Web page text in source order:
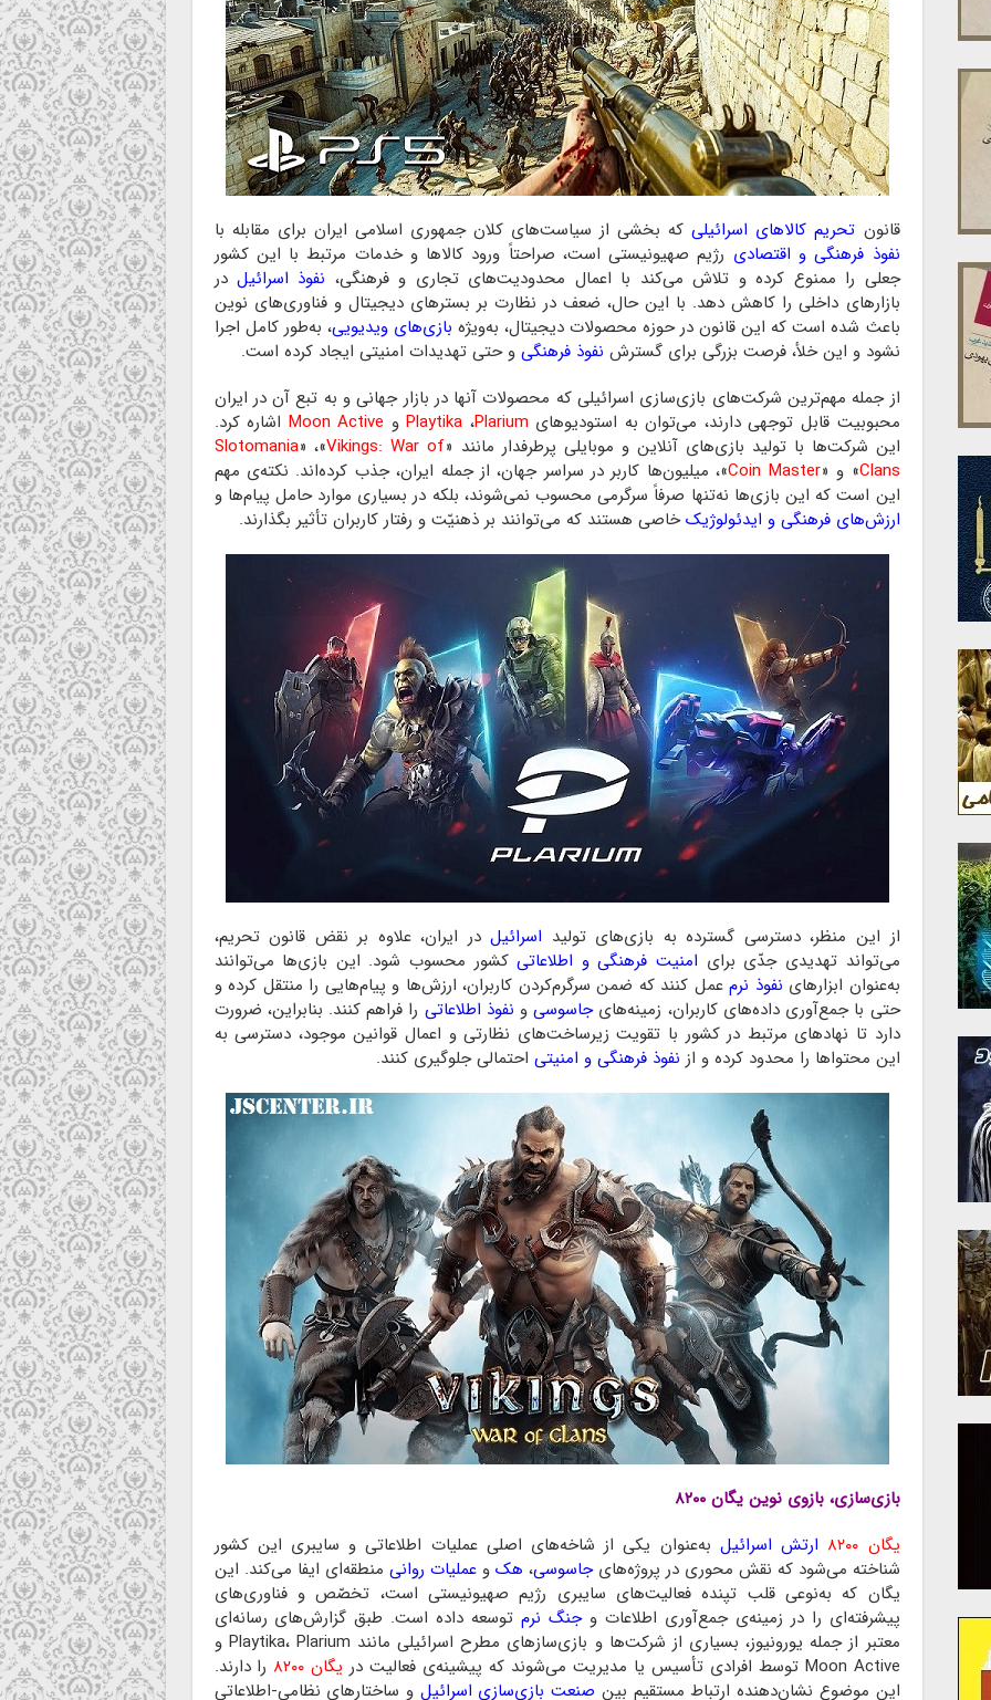
قانون تحریم کالا‌های اسرائیلیکه بخشی از سیاست‌های کلان جمهوری اسلامی ایران برای مقابله با
نفوذ فرهنگی و اقتصادی رژیم صهیونیستی است، صراحتاً ورود کالا‌ها و خدمات مرتبط با این کشور
جعلی را ممنوع کرده و تلاش می‌کند با اعمال محدودیت‌های تجاری و فرهنگی، نفوذ اسرائیل در
بازار‌های داخلی را کاهش دهد. با این حال، ضعف در نظارت بر بستر‌های دیجیتال و فناوری‌های نوین
باعث شده است که این قانون در حوزه محصولات دیجیتال، به‌ویژه بازی‌های ویدیویی، به‌طور کامل اجرا
نشود و این خلأ، فرصت بزرگی برای گسترش نفوذ فرهنگی و حتی تهدیدات امنیتی ایجاد کرده است.
از جمله مهم‌ترین شرکت‌های بازی‌سازی اسرائیلی که محصولات آنها در بازار جهانی و به تبع آن در ایران
محبوبیت قابل توجهی دارند، می‌توان به استودیو‌های
Playtika ،Plarium و Moon Active اشاره کرد.
این شرکت‌ها با تولید بازی‌های آنلاین و موبایلی پرطرفدار مانند «
Slotomania» ،«Vikings: War of
Clans» و «Coin Master»، میلیون‌ها کاربر در سراسر جهان، از جمله ایران، جذب کرده‌اند. نکته‌ی مهم
این است که این بازی‌ها نه‌تنها صرفاً سرگرمی محسوب نمی‌شوند، بلکه در بسیاری موارد حامل پیام‌ها و
ارزش‌های فرهنگی و ایدئولوژیکخاصی هستند که می‌توانند بر ذهنیّت و رفتار کاربران تأثیر بگذارند.
از این منظر، دسترسی گسترده به بازی‌های تولید اسرائیلدر ایران، علاوه بر نقض قانون تحریم،
می‌تواند تهدیدی جدّی برای امنیت فرهنگی و اطلاعاتیکشور محسوب شود. این بازی‌ها می‌توانند
به‌عنوان ابزار‌های نفوذ نرم عمل کنند که ضمن سرگرم‌کردن کاربران، ارزش‌ها و پیام‌هایی را منتقل کرده و
حتی با جمع‌آوری داده‌های کاربران، زمینه‌هایجاسوسیو نفوذ اطلاعاتی را فراهم کنند. بنابراین، ضرورت
دارد تا نهاد‌های مرتبط در کشور با تقویت زیرساخت‌های نظارتی و اعمال قوانین موجود، دسترسی به
این محتوا‌ها را محدود کرده و از نفوذ فرهنگی و امنیتی احتمالی جلوگیری کنند.
بازی‌سازی، بازوی نوین یگان ۸۲۰۰
یگان ۸۲۰۰
ارتش اسرائیل به‌عنوان یکی از شاخه‌های اصلی عملیات اطلاعاتی و سایبری این کشور
شناخته می‌شود که نقش محوری در پروژه‌هایجاسوسی، هک وعملیات روانی منطقه‌ای ایفا می‌کند. این
یگان که به‌نوعی قلب تپنده فعالیت‌های سایبری رژیم صهیونیستی است، تخصّص و فناوری‌های
پیشرفته‌ای را در زمینه‌ی جمع‌آوری اطلاعات وجنگ نرمتوسعه داده است. طبق گزارش‌های رسانه‌ای
معتبر از جمله یورونیوز، بسیاری از شرکت‌ها و بازی‌ساز‌های مطرح اسرائیلی مانند Playtika، Plarium و
Moon Active توسط افرادی تأسیس یا مدیریت می‌شوند که پیشینه‌ی فعالیت در
یگان ۸۲۰۰
را دارند.
این موضوع نشان‌دهنده ارتباط مستقیم بین صنعت بازی‌سازی اسرائیل و ساختار‌های نظامی-اطلاعاتی